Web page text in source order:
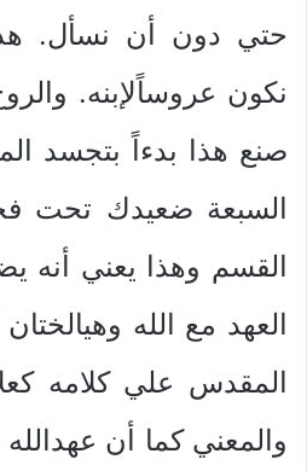
حتي دون أن نسأل.
نكون عروساًلإبنه.
صنع هذا بدءاً بتجسد
السبعة ضعيدك تحت
القسم وهذا يعني أنه
العهد مع الله
المقدس علي كلامه
والمعني كما أن عهدالله